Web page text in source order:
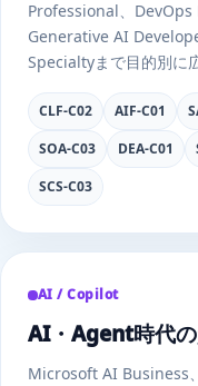
Professional、DevOps
Generative AI
Specialtyまで目的別に
CLF-C02 AIF-C01
SOA-C03
DEA-C01
SCS-C03
AI / Copilot
AI・Agent時代
Microsoft AI Business